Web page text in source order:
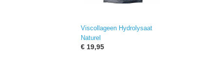
Viscollageen Hydrolysaat
Naturel
€ 19,95